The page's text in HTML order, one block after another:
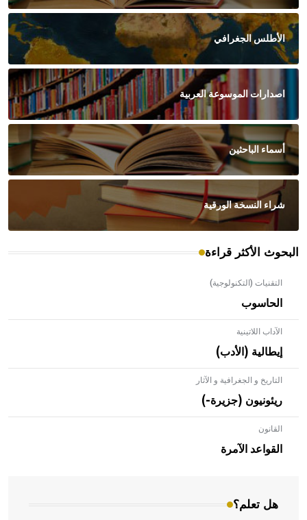
الأطلس الجغرافي
اصدارات الموسوعة العربية
أسماء الباحثين
شراء النسخة الورقية
البحوث الأكثر قراءة
التقنيات (التكنولوجية)
الحاسوب
الآداب اللاتينية
إيطالية (الأدب)
التاريخ و الجغرافية و الآثار
ريئونيون (جزيرة-)
القانون
القواعد الآمرة
هل تعلم؟
- هل تعلم أن الأبلق نوع من الفنون الهندسية التي ارتبطت
بالعمارة الإسلامية في بلاد الشام ومصر خاصة، حيث يحرص
المعمار على بناء مداميكه وخاصة في الواجهات